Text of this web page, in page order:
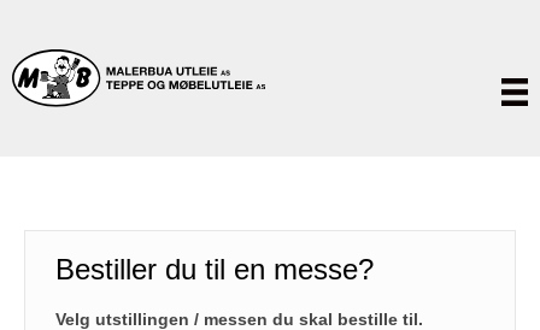
Bestiller du til en messe?
Velg utstillingen / messen du skal bestille til.